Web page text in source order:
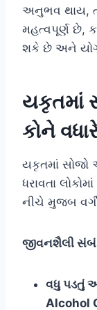
અનુભવ થાય, તો
મહત્વપૂર્ણ છે,
શકે છે અને
યકૃતમાં
કોને
યકૃતમાં સોજો
ધરાવતા
નીચે મુજબ
જીવનશૈલી
વધુ પડતું
Alcohol